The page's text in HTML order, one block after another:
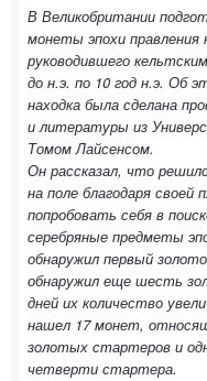
В Великобритании
монеты эпохи правления
руководившего
до н.э. по 10 год н.э. Об
находка была сделана
и литературы из
Томом Лайсенсом.
Он рассказал, что
на поле благодаря своей
попробовать себя в
серебряные предметы
обнаружил первый
обнаружил еще шесть
дней их количество
нашел 17 монет,
золотых стартеров и
четверти стартера.